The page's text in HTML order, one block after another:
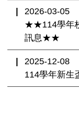
2026-03-05
★★114學年
訊息★★
2025-12-08
114學年新生